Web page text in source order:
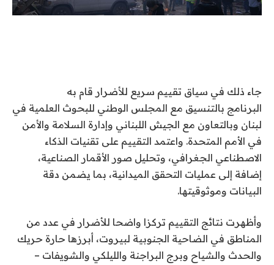
جاء ذلك في سياق تقييم سريع للأضرار قام به
البرنامج بالتنسيق مع المجلس الوطني للبحوث العلمية في
لبنان وبالتعاون مع الجيش اللبناني وإدارة السلامة والأمن
في الأمم المتحدة. واعتمد التقييم على تقنيات الذكاء
الاصطناعي الجغرافي، وتحليل صور الأقمار الصناعية،
إضافة إلى عمليات التحقق الميدانية، بما يضمن دقة
البيانات وموثوقيتها.
وأظهرت نتائج التقييم تركزا واضحا للأضرار في عدد من
المناطق في الضاحية الجنوبية لبيروت، أبرزها حارة حريك
والحدث والشياح وبرج البراجنة والليلكي والشويفات –